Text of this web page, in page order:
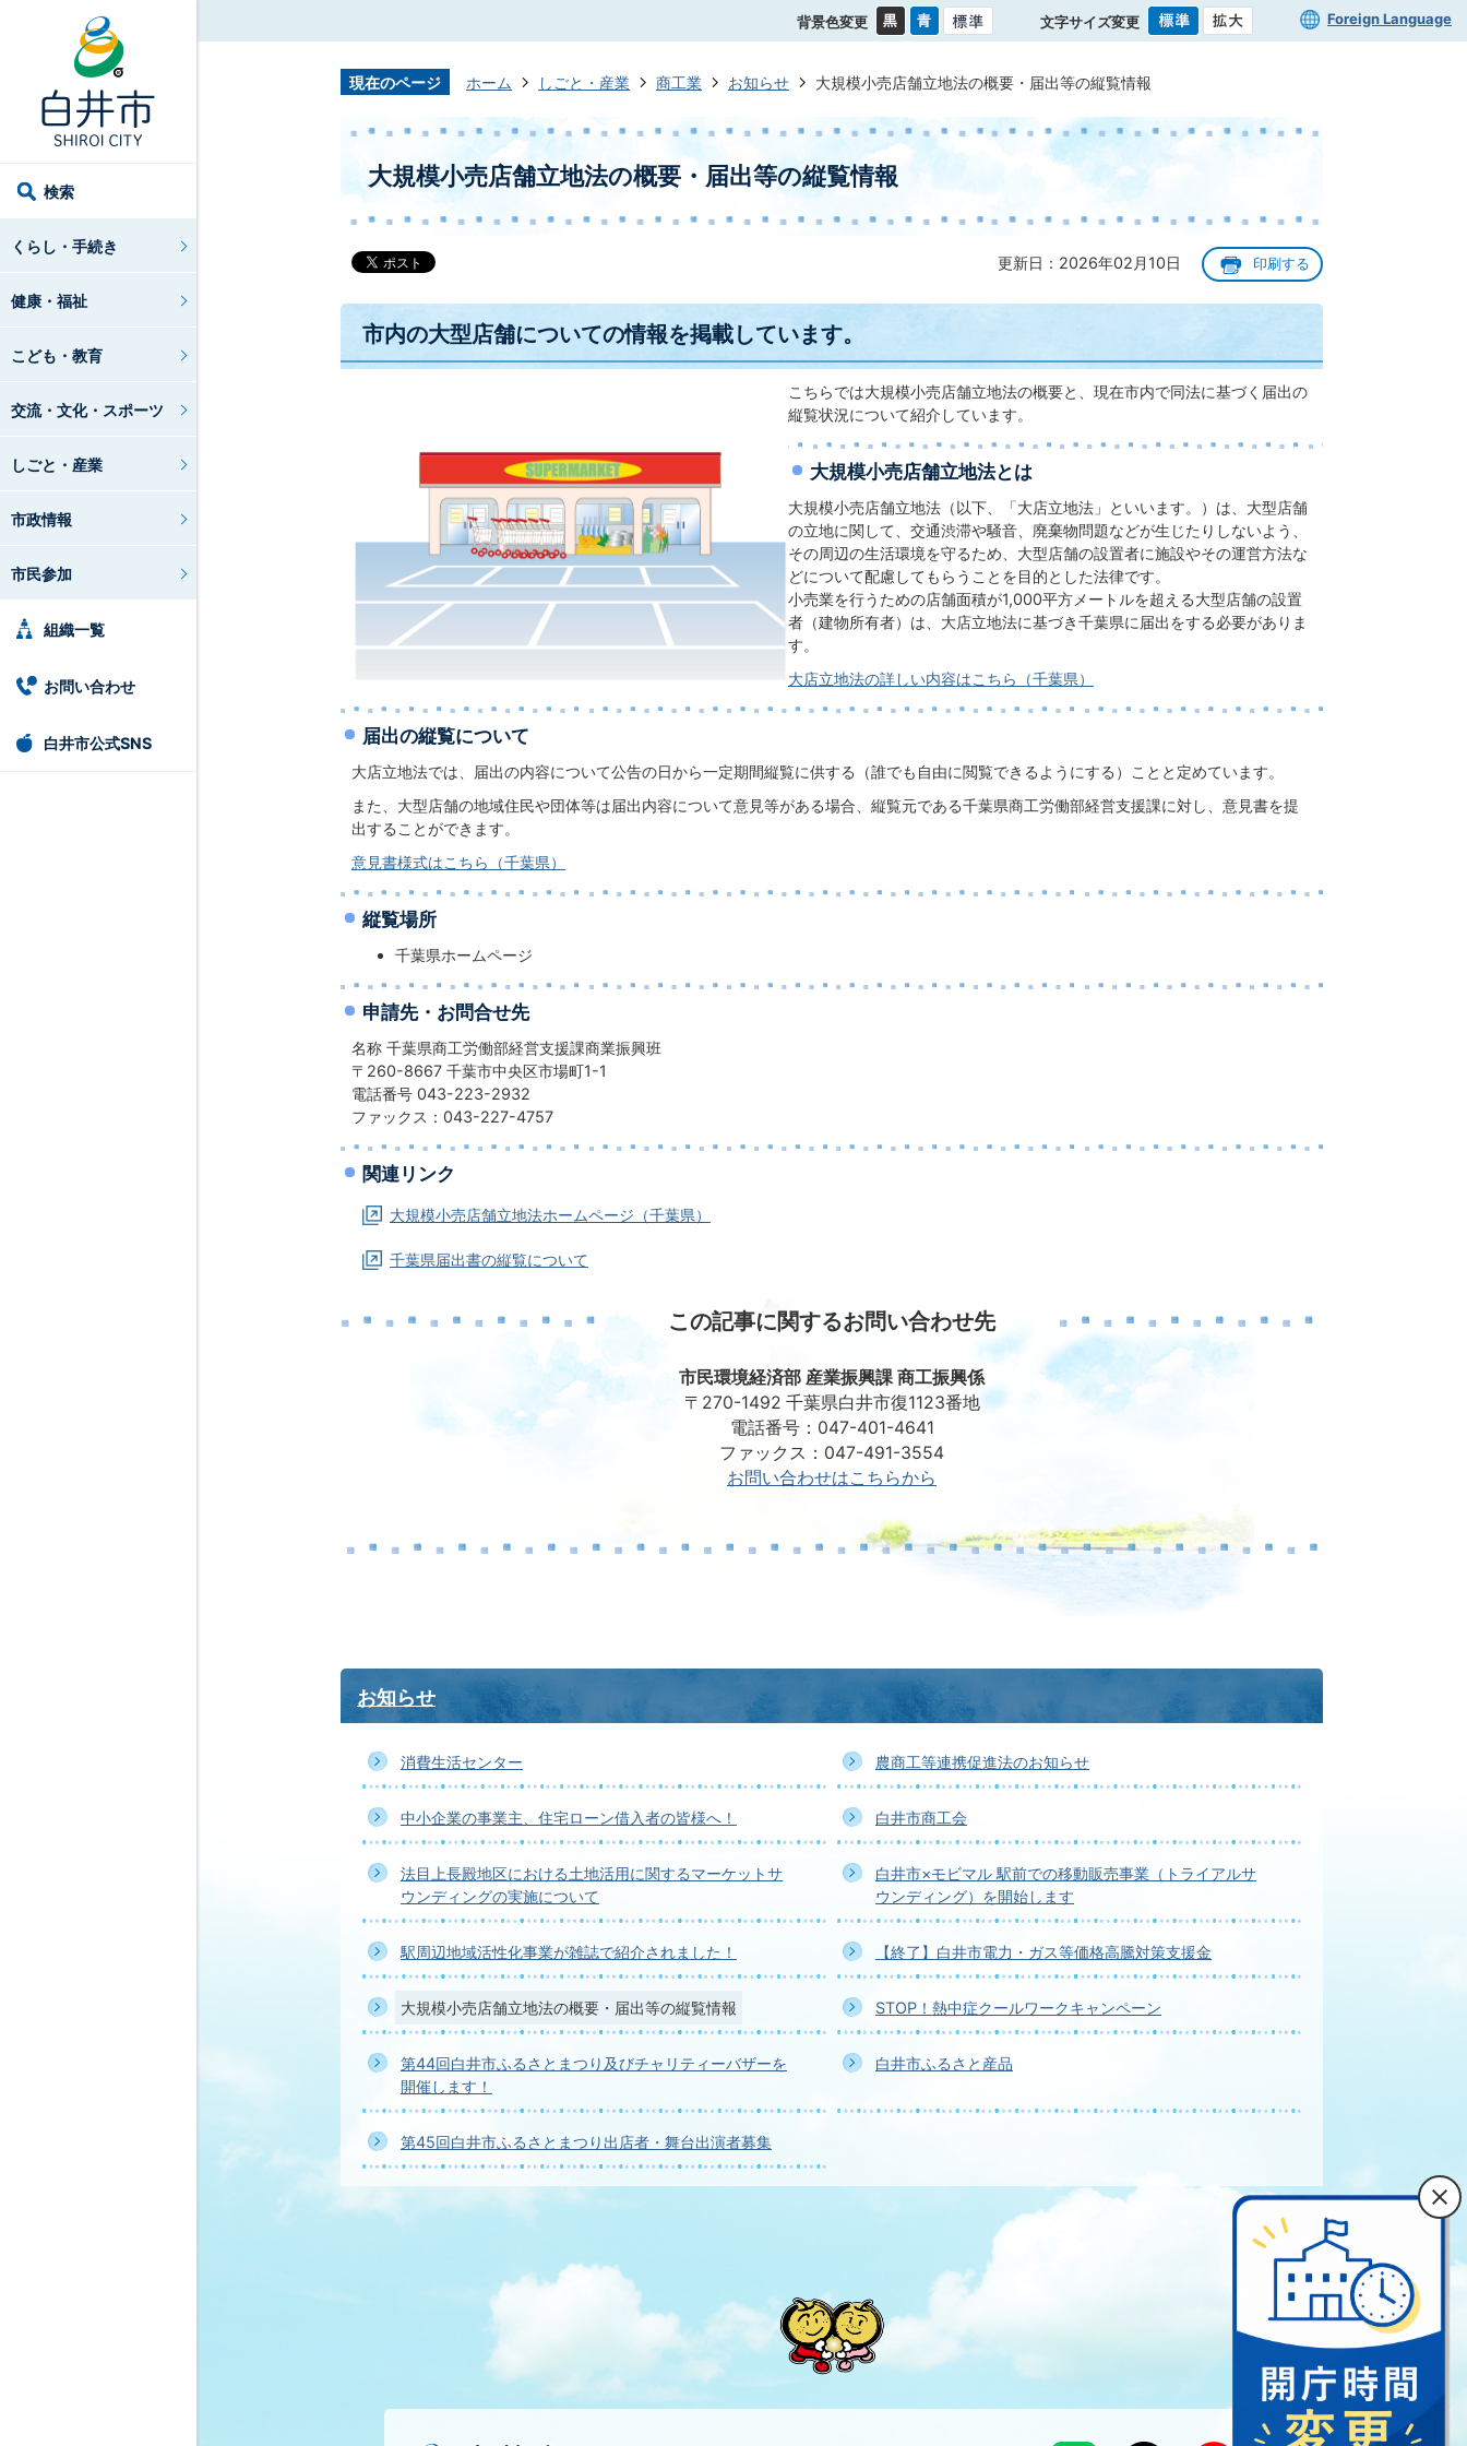
検索
くらし・手続き
健康・福祉
こども・教育
交流・文化・スポーツ
しごと・産業
市政情報
市民参加
組織一覧
お問い合わせ
白井市公式SNS
背景色変更 文字サイズ変更 Foreign Language
現在のページ ホーム しごと・産業 商工業 お知らせ 大規模小売店舗立地法の概要・届出等の縦覧情報
大規模小売店舗立地法の概要・届出等の縦覧情報
更新日：2026年02月10日 印刷する
市内の大型店舗についての情報を掲載しています。
こちらでは大規模小売店舗立地法の概要と、現在市内で同法に基づく届出の
縦覧状況について紹介しています。
大規模小売店舗立地法とは
大規模小売店舗立地法（以下、「大店立地法」といいます。）は、大型店舗
の立地に関して、交通渋滞や騒音、廃棄物問題などが生じたりしないよう、
その周辺の生活環境を守るため、大型店舗の設置者に施設やその運営方法な
どについて配慮してもらうことを目的とした法律です。
小売業を行うための店舗面積が1,000平方メートルを超える大型店舗の設置
者（建物所有者）は、大店立地法に基づき千葉県に届出をする必要がありま
す。
大店立地法の詳しい内容はこちら（千葉県）
届出の縦覧について
大店立地法では、届出の内容について公告の日から一定期間縦覧に供する（誰でも自由に閲覧できるようにする）ことと定めています。
また、大型店舗の地域住民や団体等は届出内容について意見等がある場合、縦覧元である千葉県商工労働部経営支援課に対し、意見書を提
出することができます。
意見書様式はこちら（千葉県）
縦覧場所
千葉県ホームページ
申請先・お問合せ先
名称 千葉県商工労働部経営支援課商業振興班
〒260-8667 千葉市中央区市場町1-1
電話番号 043-223-2932
ファックス：043-227-4757
関連リンク
大規模小売店舗立地法ホームページ（千葉県）
千葉県届出書の縦覧について
この記事に関するお問い合わせ先
市民環境経済部 産業振興課 商工振興係
〒270-1492 千葉県白井市復1123番地
電話番号：047-401-4641
ファックス：047-491-3554
お問い合わせはこちらから
お知らせ
消費生活センター 農商工等連携促進法のお知らせ
中小企業の事業主、住宅ローン借入者の皆様へ！ 白井市商工会
法目上長殿地区における土地活用に関するマーケットサ
ウンディングの実施について
白井市×モビマル 駅前での移動販売事業（トライアルサ
ウンディング）を開始します
駅周辺地域活性化事業が雑誌で紹介されました！ 【終了】白井市電力・ガス等価格高騰対策支援金
大規模小売店舗立地法の概要・届出等の縦覧情報 STOP！熱中症クールワークキャンペーン
第44回白井市ふるさとまつり及びチャリティーバザーを
開催します！
白井市ふるさと産品
第45回白井市ふるさとまつり出店者・舞台出演者募集